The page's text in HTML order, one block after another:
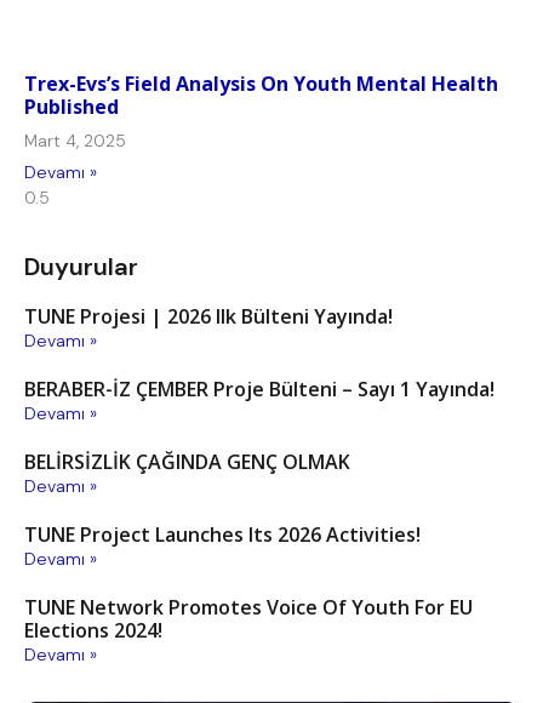
Trex-Evs’s Field Analysis On Youth Mental Health
Published
Mart 4, 2025
Devamı »
Duyurular
TUNE Projesi | 2026 Ilk Bülteni Yayında!
Devamı »
BERABER-İZ ÇEMBER Proje Bülteni – Sayı 1 Yayında!
Devamı »
BELİRSİZLİK ÇAĞINDA GENÇ OLMAK
Devamı »
TUNE Project Launches Its 2026 Activities!
Devamı »
TUNE Network Promotes Voice Of Youth For EU
Elections 2024!
Devamı »